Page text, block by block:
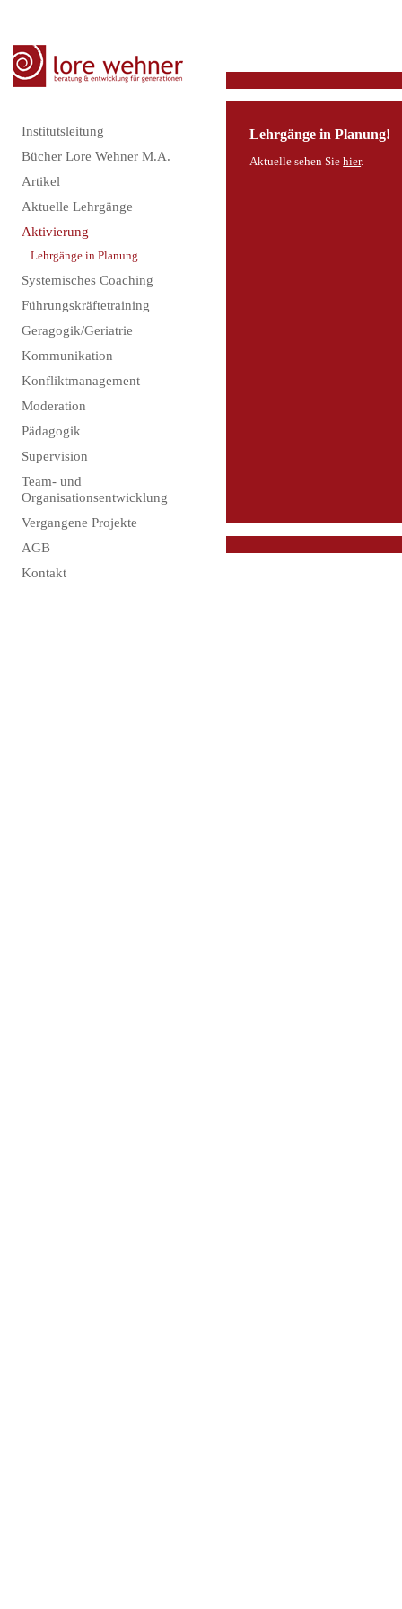
Institutsleitung
Bücher Lore Wehner M.A.
Artikel
Aktuelle Lehrgänge
Aktivierung
Lehrgänge in Planung
Systemisches Coaching
Führungskräftetraining
Geragogik/Geriatrie
Kommunikation
Konfliktmanagement
Moderation
Pädagogik
Supervision
Team- und
Organisationsentwicklung
Vergangene Projekte
AGB
Kontakt
Lehrgänge in Planung!
Aktuelle sehen Siehier.